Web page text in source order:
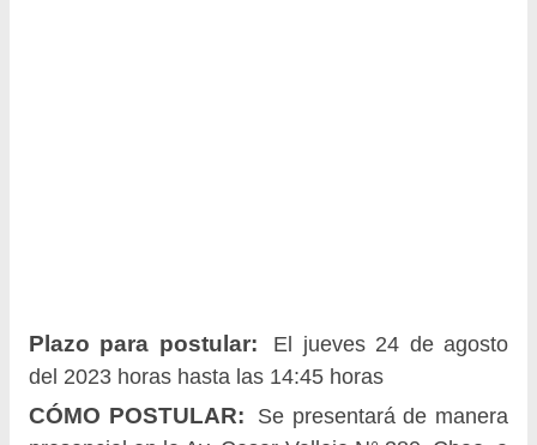
Plazo para postular:
El jueves 24 de agosto
del 2023 horas hasta las 14:45 horas
CÓMO POSTULAR:
Se presentará de manera